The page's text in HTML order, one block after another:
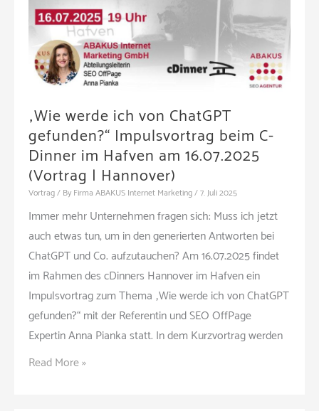
(Workshop
München)
„Wie werde ich von ChatGPT
gefunden?“ Impulsvortrag beim C-
Dinner im Hafven am 16.07.2025
(Vortrag | Hannover)
Vortrag/ By Firma ABAKUS Internet Marketing/7. Juli 2025
Immer mehr Unternehmen fragen sich: Muss ich jetzt
auch etwas tun, um in den generierten Antworten bei
ChatGPT und Co. aufzutauchen? Am 16.07.2025 findet
im Rahmen des cDinners Hannover im Hafven ein
Impulsvortrag zum Thema „Wie werde ich von ChatGPT
gefunden?“ mit der Referentin und SEO OffPage
Expertin Anna Pianka statt. In dem Kurzvortrag werden
„Wie
Read More »